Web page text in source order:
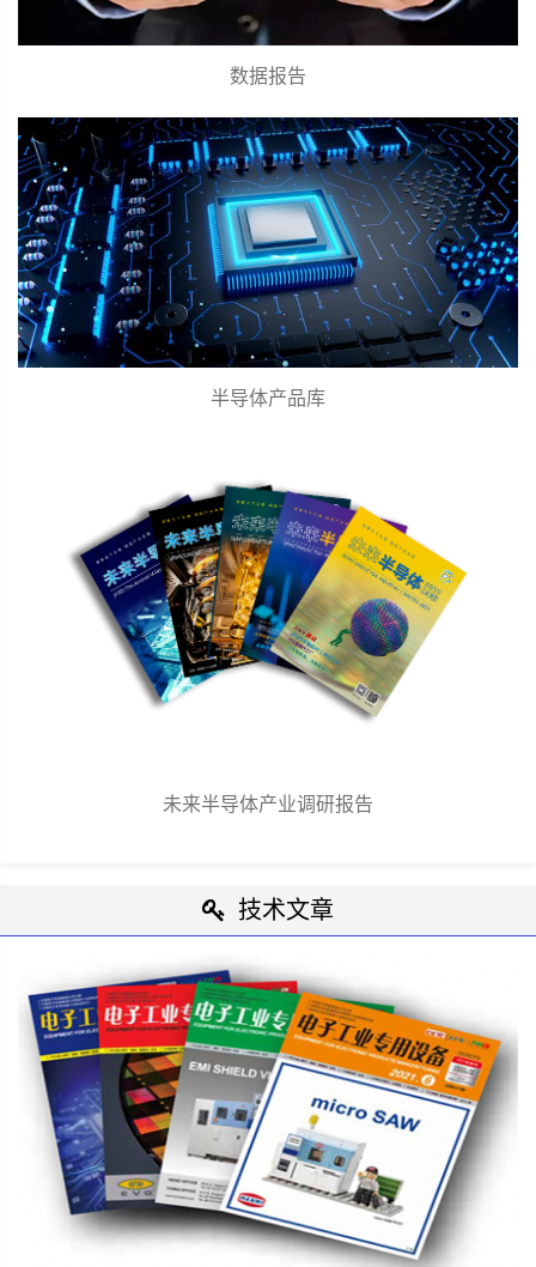
数据报告
半导体产品库
未来半导体产业调研报告
技术文章